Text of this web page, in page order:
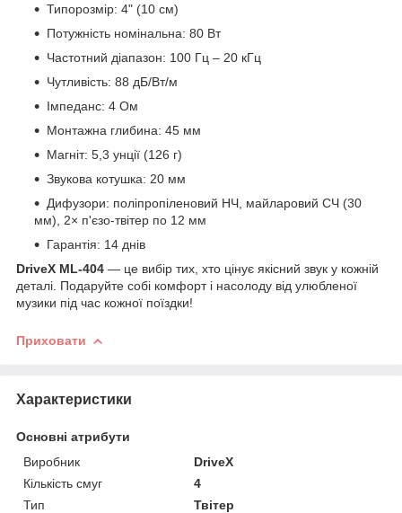
Типорозмір: 4" (10 см)
Потужність номінальна: 80 Вт
Частотний діапазон: 100 Гц – 20 кГц
Чутливість: 88 дБ/Вт/м
Імпеданс: 4 Ом
Монтажна глибина: 45 мм
Магніт: 5,3 унції (126 г)
Звукова котушка: 20 мм
Дифузори: поліпропіленовий НЧ, майларовий СЧ (30
мм), 2× п'єзо-твітер по 12 мм
Гарантія: 14 днів
DriveX ML-404 — це вибір тих, хто цінує якісний звук у кожній
деталі. Подаруйте собі комфорт і насолоду від улюбленої
музики під час кожної поїздки!
Приховати
Характеристики
Основні атрибути
Виробник
DriveX
Кількість смуг
4
Тип
Твітер